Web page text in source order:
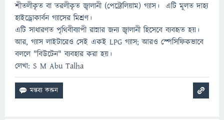
শীতলীকৃত বা তরলীকৃত জ্বালানী (পেট্রোলিয়াম) গ্যাস। এটি মূলত দাহ্য
হাইড্রোকার্বন গ্যাসের মিশ্রণ।
এটি সাধারণত পৃথিবীব্যাপী রান্নার জন্য জ্বালানী হিসেবে ব্যবহৃত হয়।
আর, গ্যাস লাইটারেও সেই একই LPG গ্যাস; আরও স্পেসিফিকভাবে
বললে "বিউটেন" ব্যবহার করা হয়।
লেখা: S M Abu Talha